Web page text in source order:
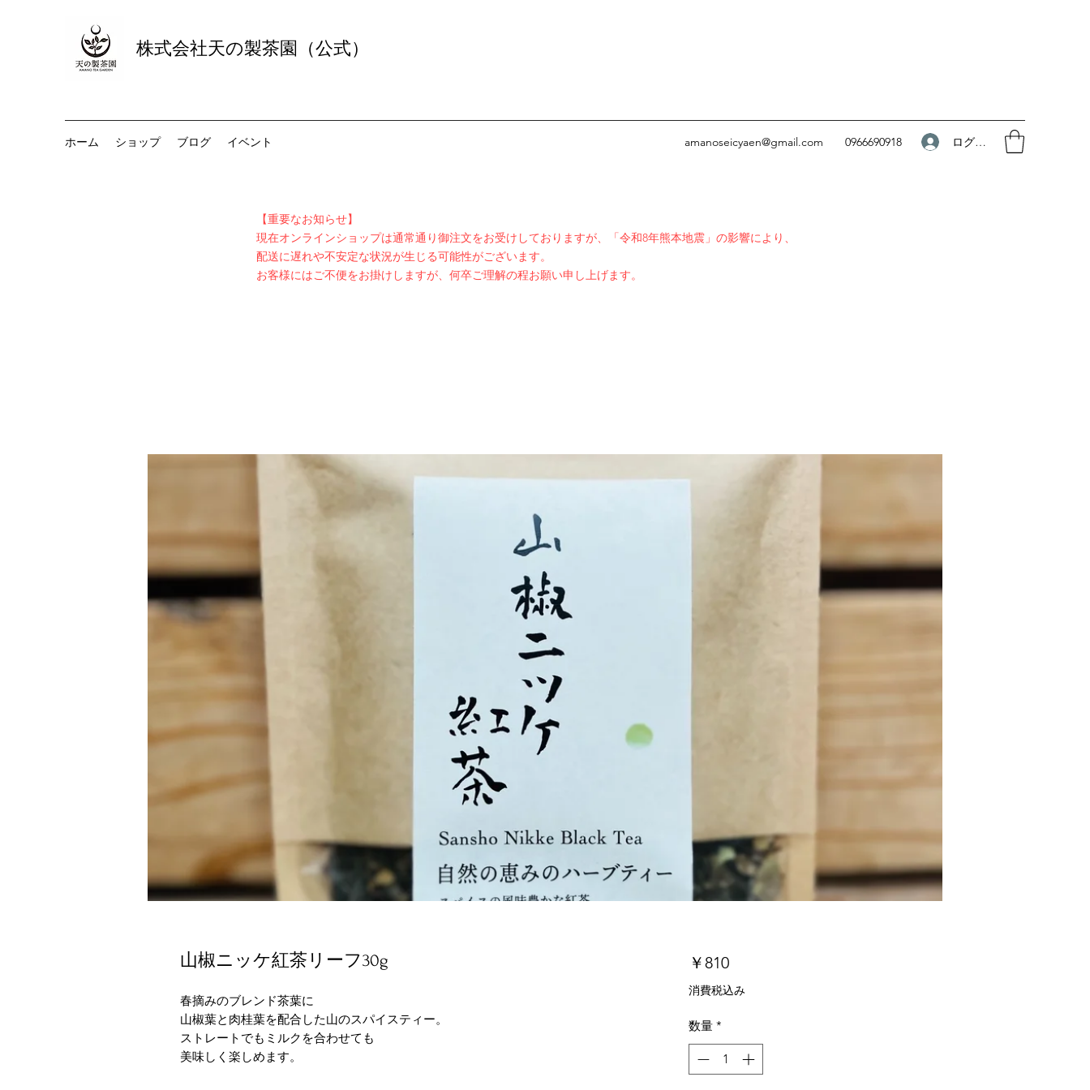
株式会社天の製茶園（公式）
ホーム ショップ ブログ イベント amanoseicyaen@gmail.com 0966690918 ログイン
【重要なお知らせ】
​現在オンラインショップは通常通り御注文をお受けしておりますが、「令和8年熊本地震」の影響により、
配送に遅れや不安定な状況が生じる可能性がございます。
お客様にはご不便をお掛けしますが、何卒ご理解の程お願い申し上げます。
山椒ニッケ紅茶リーフ30g
春摘みのブレンド茶葉に
山椒葉と肉桂葉を配合した山のスパイスティー。
ストレートでもミルクを合わせても
美味しく楽しめます。
￥810価
格
消費税込み
数量 *